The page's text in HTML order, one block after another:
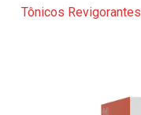
Tônicos Revigorantes